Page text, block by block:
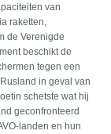
van
raketten,
de Verenigde
beschikt de
tegen een
in geval van
schetste wat hij
geconfronteerd
landen en hun